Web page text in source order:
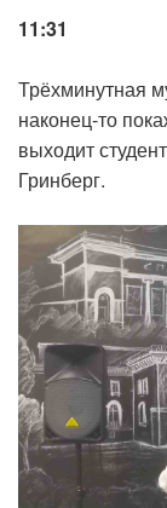
11:31
Трёхминутная
наконец-то
выходит
Гринберг.